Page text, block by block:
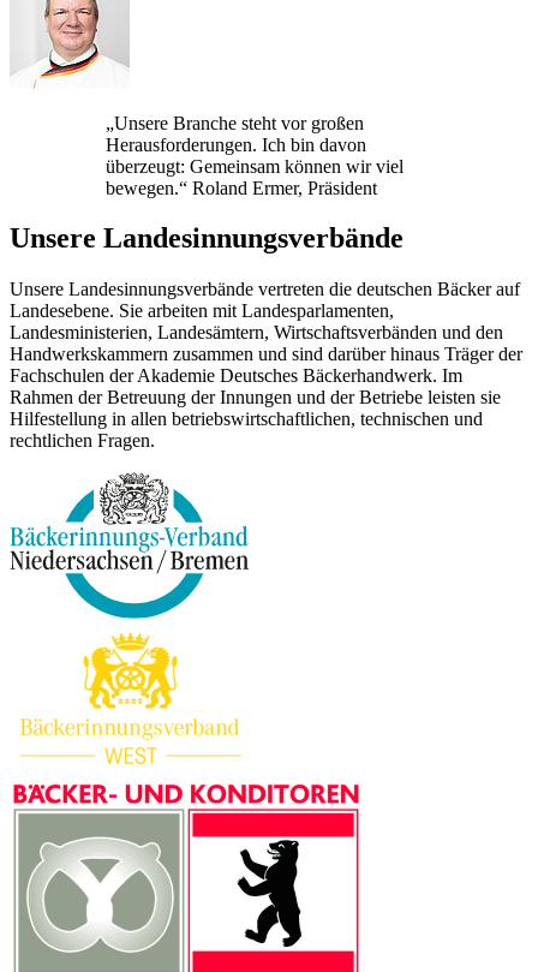
„Unsere Branche steht vor großen
Herausforderungen. Ich bin davon
überzeugt: Gemeinsam können wir viel
bewegen.“ Roland Ermer, Präsident
Unsere Landesinnungsverbände
Unsere Landesinnungsverbände vertreten die deutschen Bäcker auf
Landesebene. Sie arbeiten mit Landesparlamenten,
Landesministerien, Landesämtern, Wirtschaftsverbänden und den
Handwerkskammern zusammen und sind darüber hinaus Träger der
Fachschulen der Akademie Deutsches Bäckerhandwerk. Im
Rahmen der Betreuung der Innungen und der Betriebe leisten sie
Hilfestellung in allen betriebswirtschaftlichen, technischen und
rechtlichen Fragen.